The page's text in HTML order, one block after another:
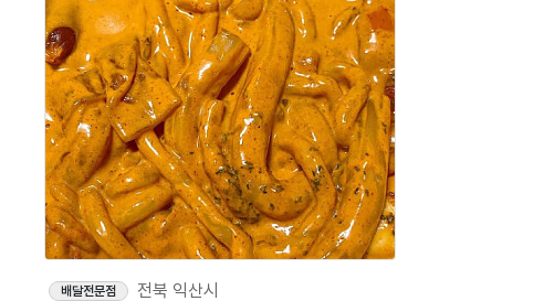
배달전문점
전북 익산시